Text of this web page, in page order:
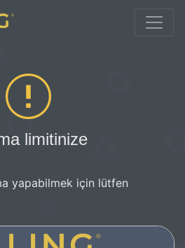
limitinize
yapabilmek için lütfen